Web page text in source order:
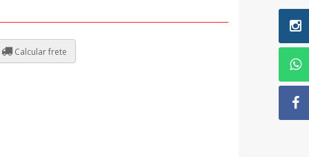
Calcular frete